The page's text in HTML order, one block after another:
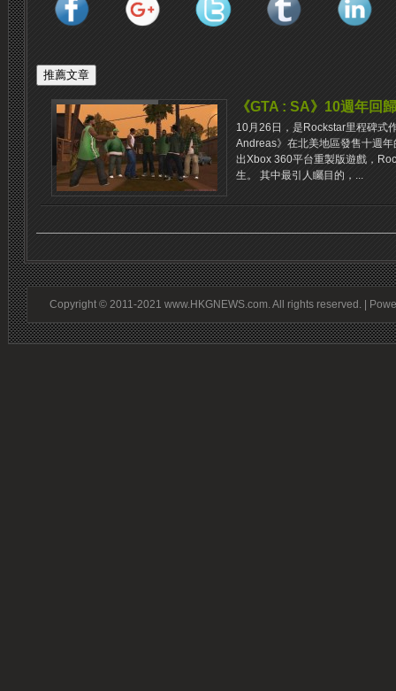
《GTA : SA》10週年回
10月26日，是Rockstar里程碑式
Andreas》在北美地區發售十週
出Xbox 360平台重製版遊戲，
生。 其中最引人矚目的，...
Copyright © 2011-2021 www.HKGNEWS.com. All rights reserved. |